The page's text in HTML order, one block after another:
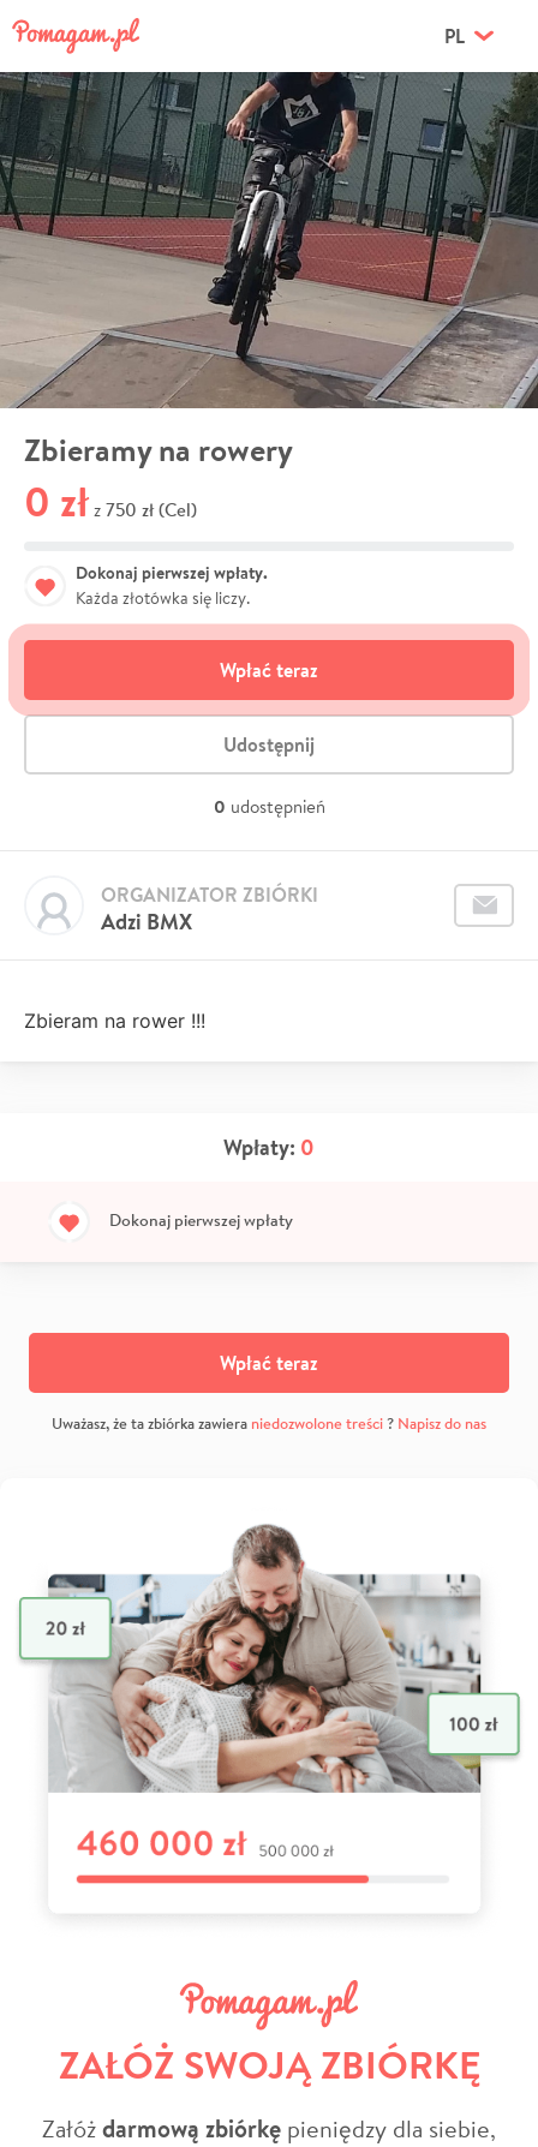
PL
Zbieramy na rowery
0 zł z 750 zł (Cel)
Dokonaj pierwszej wpłaty.
Każda złotówka się liczy.
Wpłać teraz
Udostępnij
0 udostępnień
Adzi BMX
ORGANIZATOR ZBIÓRKI
Zbieram na rower !!!
Wpłaty: 0
Dokonaj pierwszej wpłaty
Wpłać teraz
Uważasz, że ta zbiórka zawiera niedozwolone treści? Napisz do nas
ZAŁÓŻ SWOJĄ ZBIÓRKĘ
Załóżdarmową zbiórkę pieniędzy dla siebie,